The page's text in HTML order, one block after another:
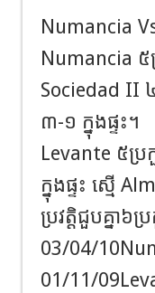
Numancia
Numancia
Sociedad II ៤
៣-១ ក្នុងផ្ទះ។
Levante ៥ប្
ក្នុងផ្ទះ ស្មើ
ប្រវត្តិជួបគ្នា៦
03/04/
01/11/